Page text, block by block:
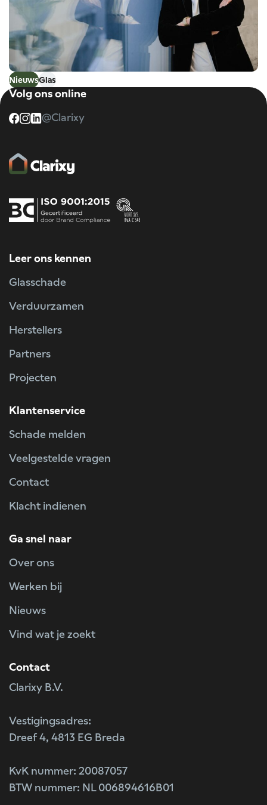
NieuwsGlas
Fabels en feiten over glas (deel 2)
Volg ons online
@Clarixy
Leer ons kennen
Glasschade
Verduurzamen
Herstellers
Partners
Projecten
Klantenservice
Schade melden
Veelgestelde vragen
Contact
Klacht indienen
Ga snel naar
Over ons
Werken bij
Nieuws
Vind wat je zoekt
Contact
Clarixy B.V.
Vestigingsadres:
Dreef 4, 4813 EG Breda
KvK nummer: 20087057
BTW nummer: NL 006894616B01